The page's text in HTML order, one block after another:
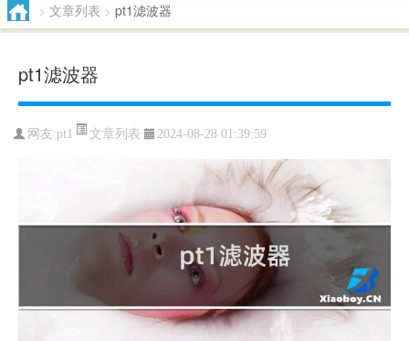
> 文章列表 > pt1滤波器
pt1滤波器
网友:pt1 文章列表 2024-08-28 01:39:59